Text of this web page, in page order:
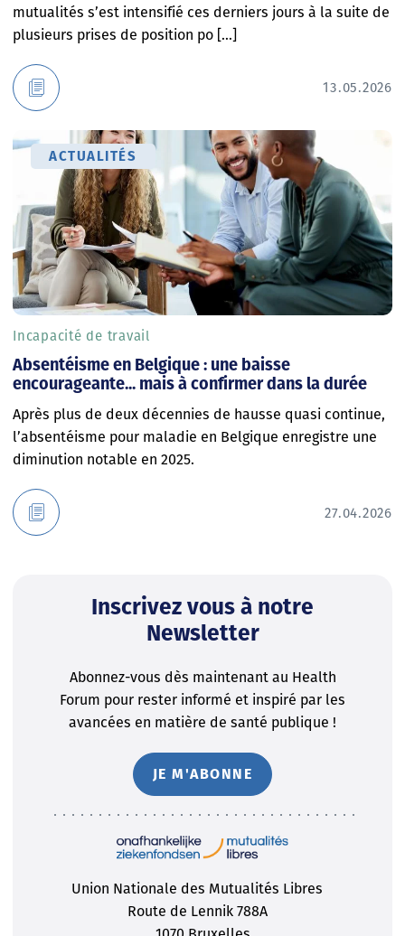
mutualités s’est intensifié ces derniers jours à la suite de
plusieurs prises de position po [...]
13.05.2026
Absentéisme en Belgique : une baisse
encourageante... mais à confirmer dans la durée
ACTUALITÉS
Après plus de deux décennies de hausse quasi continue,
l’absentéisme pour maladie en Belgique enregistre une
diminution notable en 2025.
Incapacité de travail
27.04.2026
Inscrivez vous à notre
Newsletter
Abonnez-vous dès maintenant au Health
Forum pour rester informé et inspiré par les
avancées en matière de santé publique !
JE M'ABONNE
Union Nationale des Mutualités Libres
Route de Lennik 788A